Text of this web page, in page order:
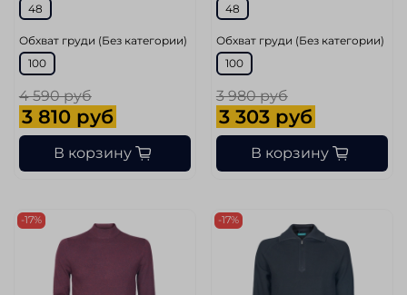
48
Обхват груди (Без категории)
100
4 590 руб
3 810 руб
В корзину
48
Обхват груди (Без категории)
100
3 980 руб
3 303 руб
В корзину
-17% -17%